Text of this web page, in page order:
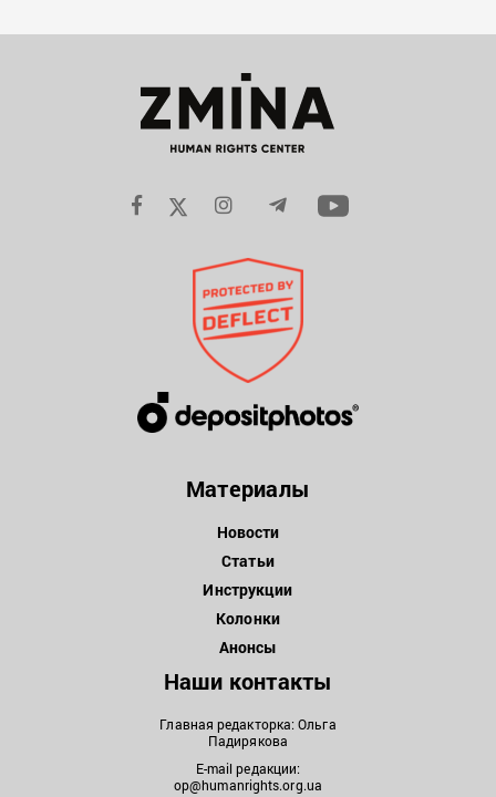
Материалы
Новости
Статьи
Инструкции
Колонки
Анонсы
Наши контакты
Главная редакторка: Ольга
Падирякова
E-mail редакции:
op@humanrights.org.ua